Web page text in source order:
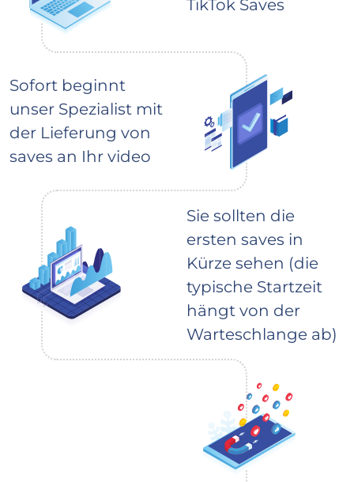
TikTok Saves
Sofort beginnt
unser Spezialist mit
der Lieferung von
saves an Ihr video
Sie sollten die
ersten saves in
Kürze sehen (die
typische Startzeit
hängt von der
Warteschlange ab)